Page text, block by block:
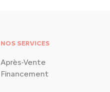
NOS SERVICES
Après-Vente
Financement